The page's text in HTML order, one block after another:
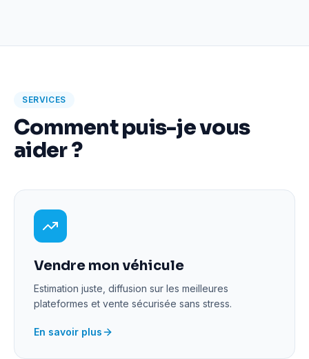
SERVICES
Comment puis-je vous
aider ?
Vendre mon véhicule
Estimation juste, diffusion sur les meilleures
plateformes et vente sécurisée sans stress.
En savoir plus